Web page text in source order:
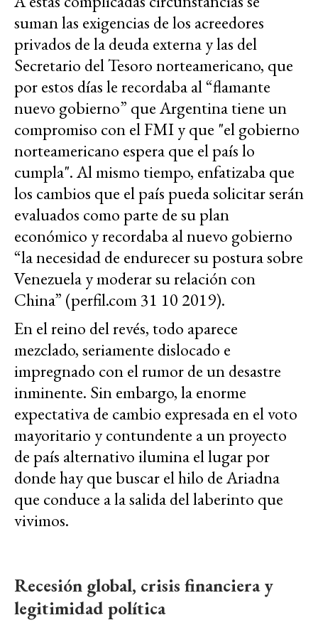
suman las exigencias de los acreedores
privados de la deuda externa y las del
Secretario del Tesoro norteamericano, que
por estos días le recordaba al “flamante
nuevo gobierno” que Argentina tiene un
compromiso con el FMI y que "el gobierno
norteamericano espera que el país lo
cumpla". Al mismo tiempo, enfatizaba que
los cambios que el país pueda solicitar serán
evaluados como parte de su plan
económico y recordaba al nuevo gobierno
“la necesidad de endurecer su postura sobre
Venezuela y moderar su relación con
China” (perfil.com 31 10 2019).
En el reino del revés, todo aparece
mezclado, seriamente dislocado e
impregnado con el rumor de un desastre
inminente. Sin embargo, la enorme
expectativa de cambio expresada en el voto
mayoritario y contundente a un proyecto
de país alternativo ilumina el lugar por
donde hay que buscar el hilo de Ariadna
que conduce a la salida del laberinto que
vivimos.
Recesión global, crisis financiera y
legitimidad política